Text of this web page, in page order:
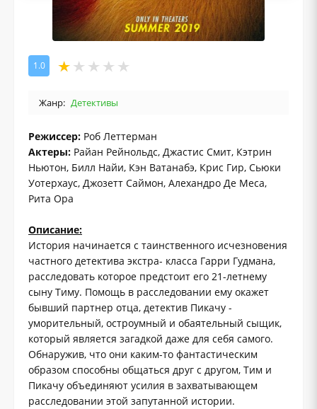
1.0
Жанр: Детективы
Режиссер: Роб Леттерман
Актеры: Райан Рейнольдс, Джастис Смит, Кэтрин
Ньютон, Билл Найи, Кэн Ватанабэ, Крис Гир, Сьюки
Уотерхаус, Джозетт Саймон, Алехандро Де Меса,
Рита Ора
Описание:
История начинается с таинственного исчезновения
частного детектива экстра- класса Гарри Гудмана,
расследовать которое предстоит его 21-летнему
сыну Тиму. Помощь в расследовании ему окажет
бывший партнер отца, детектив Пикачу -
уморительный, остроумный и обаятельный сыщик,
который является загадкой даже для себя самого.
Обнаружив, что они каким-то фантастическим
образом способны общаться друг с другом, Тим и
Пикачу объединяют усилия в захватывающем
расследовании этой запутанной истории.